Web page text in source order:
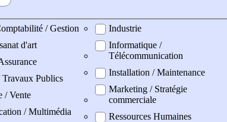
/ Gestion
d'art
Publics
/ Vente
/ Multimédia
Industrie
Informatique /
Télécommunication
Installation / Maintenance
Marketing / Stratégie
commerciale
Ressources Humaines